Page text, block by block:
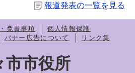
報道発表の一覧を見る
免責事項
個人情報保護
バナー広告について リンク集
市市役所